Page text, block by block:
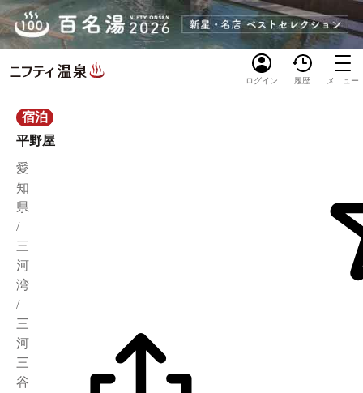
ログイン 履歴 メニュー
宿泊
平野屋
愛
知
県
/
三
河
湾
/
三
河
三
谷